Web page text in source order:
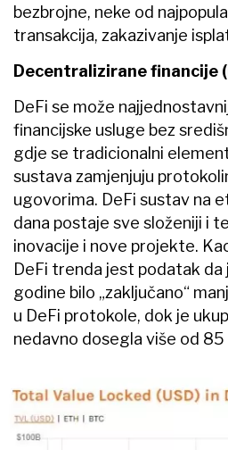
bezbrojne, neke od
transakcija, zakazivanje
Decentralizirane financije
DeFi se može
financijske usluge bez
gdje se tradicionalni
sustava zamjenjuju
ugovorima. DeFi sustav na
dana postaje sve složeniji i
inovacije i nove projekte.
DeFi trenda jest podatak da
godine bilo „zaključano“
u DeFi protokole, dok je
nedavno dosegla više od 85